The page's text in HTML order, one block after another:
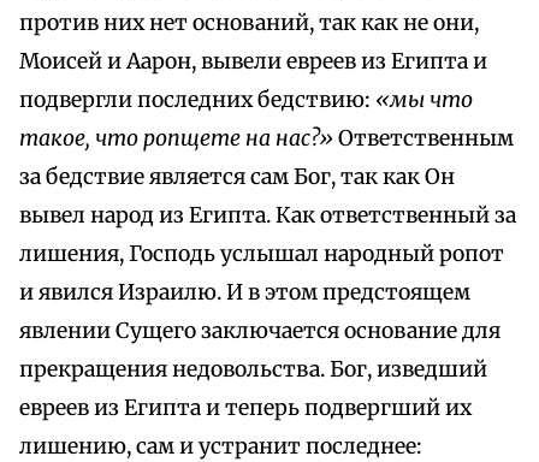
против них нет оснований, так как не они,
Моисей и Аарон, вывели евреев из Египта и
подвергли последних бедствию: «мы что
такое, что ропщете на нас?» Ответственным
за бедствие является сам Бог, так как Он
вывел народ из Египта. Как ответственный за
лишения, Господь услышал народный ропот
и явился Израилю. И в этом предстоящем
явлении Сущего заключается основание для
прекращения недовольства. Бог, изведший
евреев из Египта и теперь подвергший их
лишению, сам и устранит последнее: